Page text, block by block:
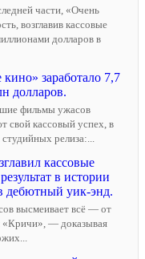
части, «Очень
возглавив кассовые
долларов в
заработало 7,7
долларов.
фильмы ужасов
свой кассовый успех, в
релиза:...
кассовые
в истории
дебютный уик-энд.
высмеивает всё — от
«Кричи», — доказывая